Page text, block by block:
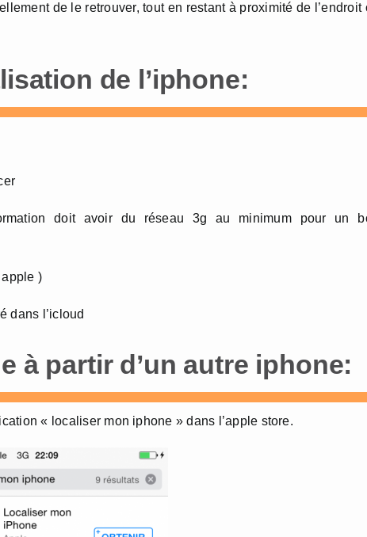
de le retrouver, tout en restant à proximité de l’endroit
de l’iphone:
doit avoir du réseau 3g au minimum pour un
)
dans l’icloud
à partir d’un autre iphone:
« localiser mon iphone » dans l’apple store.